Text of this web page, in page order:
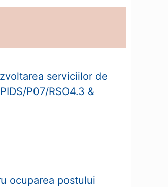
serviciilor de
P07/RSO4.3 &
ocuparea postului